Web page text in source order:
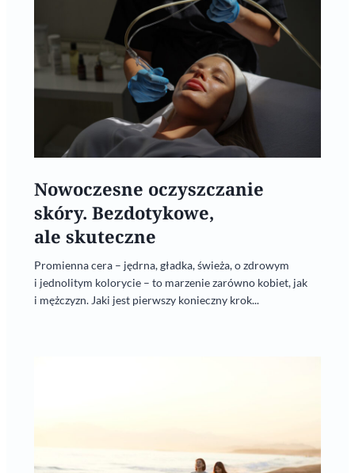
Nowoczesne oczyszczanie
skóry. Bezdotykowe,
ale skuteczne
Promienna cera – jędrna, gładka, świeża, o zdrowym
i jednolitym kolorycie – to marzenie zarówno kobiet, jak
i mężczyzn. Jaki jest pierwszy konieczny krok...